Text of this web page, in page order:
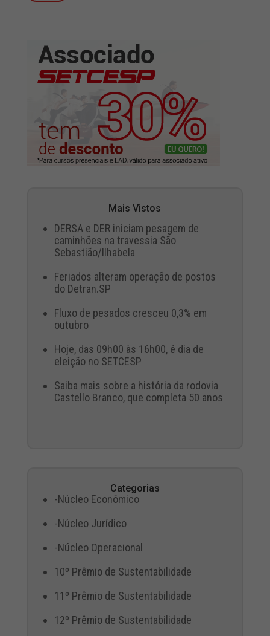
Mais Vistos
DERSA e DER iniciam pesagem de
caminhões na travessia São
Sebastião/Ilhabela
Feriados alteram operação de postos
do Detran.SP
Fluxo de pesados cresceu 0,3% em
outubro
Hoje, das 09h00 às 16h00, é dia de
eleição no SETCESP
Saiba mais sobre a história da rodovia
Castello Branco, que completa 50 anos
Categorias
-Núcleo Econômico
-Núcleo Jurídico
-Núcleo Operacional
10º Prêmio de Sustentabilidade
11º Prêmio de Sustentabilidade
12º Prêmio de Sustentabilidade